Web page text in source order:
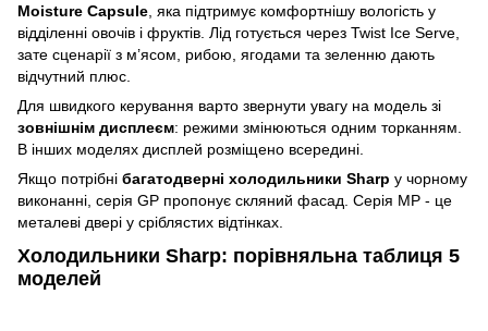
Moisture Capsule , яка підтримує комфортнішу вологість у
відділенні овочів і фруктів. Лід готується через Twist Ice Serve,
зате сценарії з м’ясом, рибою, ягодами та зеленню дають
відчутний плюс.
Для швидкого керування варто звернути увагу на модель зі
зовнішнім дисплеєм: режими змінюються одним торканням.
В інших моделях дисплей розміщено всередині.
Якщо потрібні багатодверні холодильники Sharp у чорному
виконанні, серія GP пропонує скляний фасад. Серія MP - це
металеві двері у сріблястих відтінках.
Холодильники Sharp: порівняльна таблиця 5
моделей